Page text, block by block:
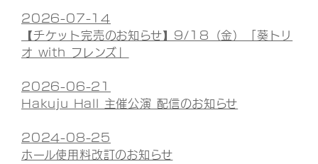
2026-07-14
【チケット完売のお知らせ】9/18（金）「葵トリ
オ with フレンズ」
2026-06-21
Hakuju Hall 主催公演 配信のお知らせ
2024-08-25
ホール使用料改訂のお知らせ